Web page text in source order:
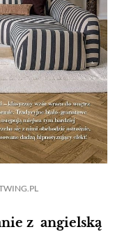
z angielską